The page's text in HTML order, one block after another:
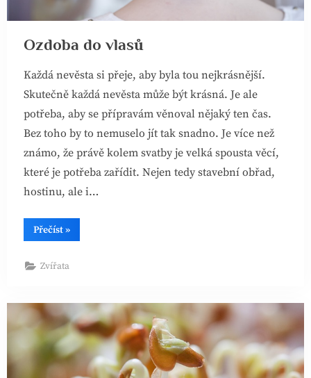
Ozdoba do vlasů
Každá nevěsta si přeje, aby byla tou nejkrásnější.
Skutečně každá nevěsta může být krásná. Je ale
potřeba, aby se přípravám věnoval nějaký ten čas.
Bez toho by to nemuselo jít tak snadno. Je více než
známo, že právě kolem svatby je velká spousta věcí,
které je potřeba zařídit. Nejen tedy stavební obřad,
hostinu, ale i…
Přečíst“Ozdoba
do
»
Zvířata